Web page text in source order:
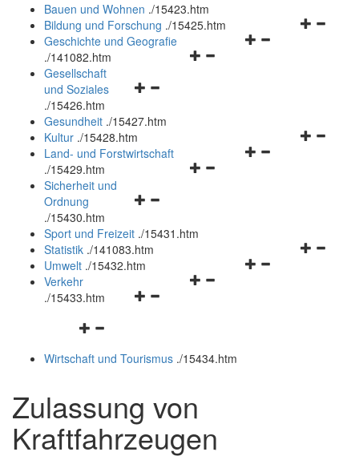
Bauen und Wohnen ./15423.htm
Navigationsmenü
Bildung und Forschung ./15425.htm
Navigationsmenü
Geschichte und Geografie
./141082.htm
Navigationsmenü
und
schließen
Gesellschaft
und Soziales
./15426.htm
Gesundheit ./15427.htm
Navigationsmenü
Kultur ./15428.htm
Navigationsmenü
Land- und Forstwirtschaft
./15429.htm
Navigationsmenü
und
schließen
Sicherheit und
Ordnung
./15430.htm
Sport und Freizeit ./15431.htm
Navigationsmenü
Statistik ./141083.htm
Navigationsmenü
Umwelt ./15432.htm
Navigationsmenü
Verkehr
./15433.htm
Navigationsmenü
und
Wirtschaft und Tourismus ./15434.htm
Zulassung von
Kraftfahrzeugen